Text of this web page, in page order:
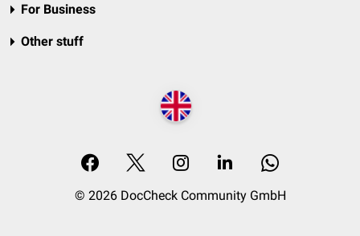
For Business
Other stuff
© 2026 DocCheck Community GmbH